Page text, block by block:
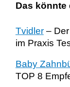
Das könnte
Tvidler– Der
im Praxis
Baby
TOP 8